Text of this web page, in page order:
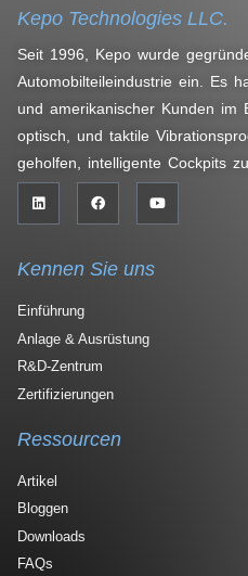
Kepo Technologies LLC.
Seit 1996, Kepo wurde
Automobilteileindustrie ein. Es
und amerikanischer Kunden im
optisch, und taktile
geholfen, intelligente Cockpits
Kennen Sie uns
Einführung
Anlage & Ausrüstung
R&D-Zentrum
Zertifizierungen
Ressourcen
Artikel
Bloggen
Downloads
FAQs